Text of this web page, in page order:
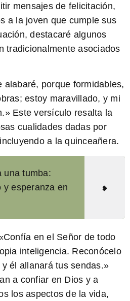
mensajes de felicitación,
a la joven que cumple sus
destacaré algunos
tradicionalmente asociados
alabaré, porque formidables,
estoy maravillado, y mi
Este versículo resalta la
cualidades dadas por
a la quinceañera.
una tumba:
y esperanza en
en el Señor de todo
inteligencia. Reconócelo
él allanará tus sendas.»
a confiar en Dios y a
los aspectos de la vida,